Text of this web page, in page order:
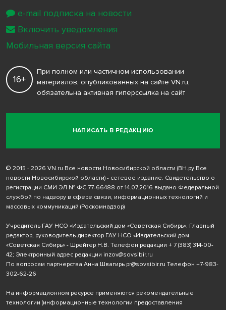
НАПИСАТЬ В РЕДАКЦИЮ
16+
При полном или частичном использовании
материалов, опубликованных на сайте VN.ru,
обязательна активная гиперссылка на сайт
© 2015 - 2026 VN.ru Все новости Новосибирской области (ВН.ру Все
новости Новосибирской области) - сетевое издание. Свидетельство о
регистрации СМИ ЭЛ № ФС 77-66488 от 14.07.2016 выдано Федеральной
службой по надзору в сфере связи, информационных технологий и
массовых коммуникаций (Роскомнадзор)
Учредитель ГАУ НСО «Издательский дом «Советская Сибирь». Главный
редактор, руководитель-директор ГАУ НСО «Издательский дом
«Советская Сибирь» - Шрейтер Н.В. Телефон редакции + 7 (383) 314-00-
42; Электронный адрес редакции inzov@sovsibir.ru
По вопросам партнерства Анна Швагирь pr@sovsibir.ru Телефон +7-983-
302-62-26
На информационном ресурсе применяются рекомендательные
технологии (информационные технологии предоставления
e-mail подписка на новости
Включить уведомления
Мобильная версия сайта